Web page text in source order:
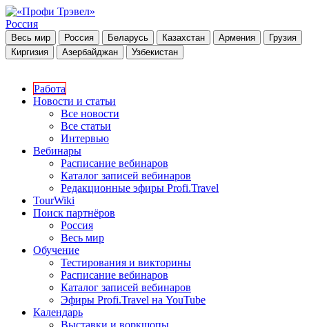
Россия
Весь мир Россия Беларусь Казахстан Армения
Грузия
Киргизия
Азербайджан Узбекистан
Работа
Новости и статьи
Все новости
Все статьи
Интервью
Вебинары
Расписание вебинаров
Каталог записей вебинаров
Редакционные эфиры Profi.Travel
TourWiki
Поиск партнёров
Россия
Весь мир
Обучение
Тестирования и викторины
Расписание вебинаров
Каталог записей вебинаров
Эфиры Profi.Travel на YouTube
Календарь
Выставки и воркшопы